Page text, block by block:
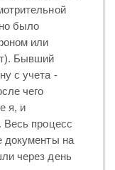
было
или
Бывший
с учета -
чего
я, и
Весь процесс
документы на
через день